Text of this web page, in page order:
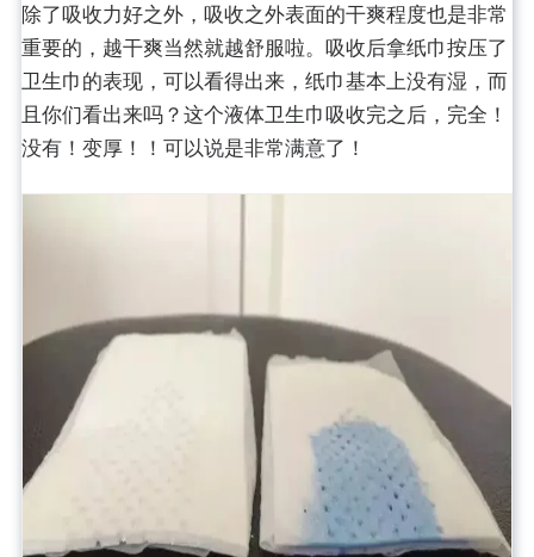
除了吸收力好之外，吸收之外表面的干爽程度也是非常
重要的，越干爽当然就越舒服啦。吸收后拿纸巾按压了
卫生巾的表现，可以看得出来，纸巾基本上没有湿，而
且你们看出来吗？这个液体卫生巾吸收完之后，完全！
没有！变厚！！可以说是非常满意了！